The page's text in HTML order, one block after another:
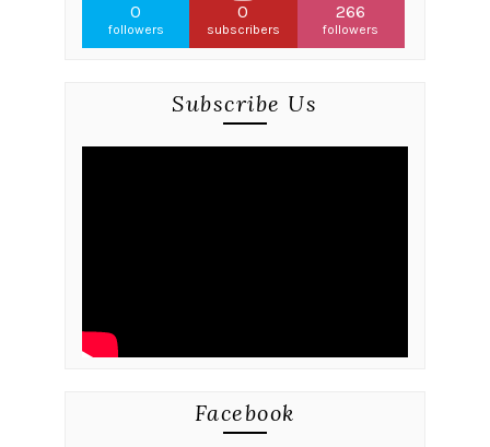
0
followers
0
subscribers
266
followers
Subscribe Us
Facebook